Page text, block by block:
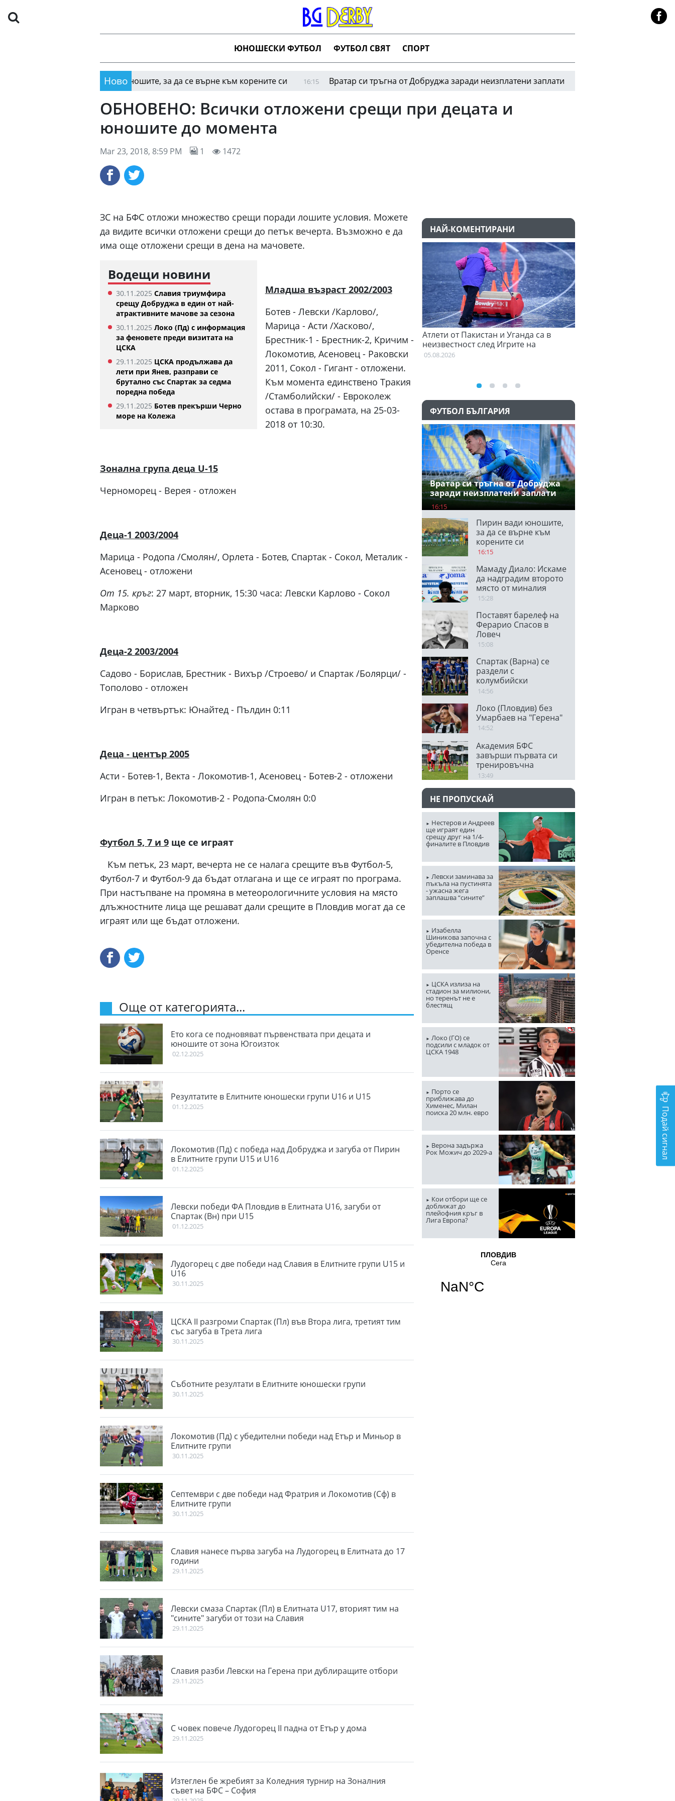
ЮНОШЕСКИ ФУТБОЛ ФУТБОЛ СВЯТ СПОРТ
Ново
Пирин вади юношите, за да се върне към корените си 16:15 Вратар си тръгна от Добруджа заради неизплатени заплати 16:04
ОБНОВЕНО: Всички отложени срещи при децата и
юношите до момента
Mar 23, 2018, 8:59 PM 1 1472
ЗС на БФС отложи множество срещи поради лошите условия. Можете
да видите всички отложени срещи до петък вечерта. Възможно е да
има още отложени срещи в дена на мачовете.
Водещи новини
30.11.2025 Славия триумфира
срещу Добруджа в един от най-
атрактивните мачове за сезона
30.11.2025 Локо (Пд) с информация
за феновете преди визитата на
ЦСКА
29.11.2025 ЦСКА продължава да
лети при Янев, разправи се
брутално със Спартак за седма
поредна победа
29.11.2025 Ботев прекърши Черно
море на Колежа
Младша възраст 2002/2003
Ботев - Левски /Карлово/,
Марица - Асти /Хасково/,
Брестник-1 - Брестник-2, Кричим -
Локомотив, Асеновец - Раковски
2011, Сокол - Гигант - отложени.
Към момента единствено Тракия
/Стамболийски/ - Евроколеж
остава в програмата, на 25-03-
2018 от 10:30.
Зонална група деца U-15
Черноморец - Верея - отложен
Деца-1 2003/2004
Марица - Родопа /Смолян/, Орлета - Ботев, Спартак - Сокол, Металик -
Асеновец - отложени
От 15. кръг: 27 март, вторник, 15:30 часа: Левски Карлово - Сокол
Марково
Деца-2 2003/2004
Садово - Борислав, Брестник - Вихър /Строево/ и Спартак /Болярци/ -
Тополово - отложен
Игран в четвъртък: Юнайтед - Пълдин 0:11
Деца - център 2005
Асти - Ботев-1, Векта - Локомотив-1, Асеновец - Ботев-2 - отложени
Игран в петък: Локомотив-2 - Родопа-Смолян 0:0
Футбол 5, 7 и 9 ще се играят
Към петък, 23 март, вечерта не се налага срещите във Футбол-5,
Футбол-7 и Футбол-9 да бъдат отлагана и ще се играят по програма.
При настъпване на промяна в метеорологичните условия на място
длъжностните лица ще решават дали срещите в Пловдив могат да се
играят или ще бъдат отложени.
Още от категорията...
Ето кога се подновяват първенствата при децата и
юношите от зона Югоизток
02.12.2025
Резултатите в Елитните юношески групи U16 и U15
01.12.2025
Локомотив (Пд) с победа над Добруджа и загуба от Пирин
в Елитните групи U15 и U16
01.12.2025
Левски победи ФА Пловдив в Елитната U16, загуби от
Спартак (Вн) при U15
01.12.2025
Лудогорец с две победи над Славия в Елитните групи U15 и
U16
30.11.2025
ЦСКА II разгроми Спартак (Пл) във Втора лига, третият тим
със загуба в Трета лига
30.11.2025
Съботните резултати в Елитните юношески групи
30.11.2025
Локомотив (Пд) с убедителни победи над Етър и Миньор в
Елитните групи
30.11.2025
Септември с две победи над Фратрия и Локомотив (Сф) в
Елитните групи
30.11.2025
Славия нанесе първа загуба на Лудогорец в Елитната до 17
години
29.11.2025
Левски смаза Спартак (Пл) в Елитната U17, вторият тим на
"сините" загуби от този на Славия
29.11.2025
Славия разби Левски на Герена при дублиращите отбори
29.11.2025
С човек повече Лудогорец II падна от Етър у дома
29.11.2025
Изтеглен бе жребият за Коледния турнир на Зоналния
съвет на БФС – София
НАЙ-КОМЕНТИРАНИ
Денвър Нъгетс взе звезда от
Евролигата
05.08.2026
Феран Торес е казал "да" на Пари Сен
Жермен
Атлети от Пакистан и Уганда са в
неизвестност след Игрите на
Британската общност
05.08.2026
Семеньо: Трябва да се
ФУТБОЛ БЪЛГАРИЯ
Вратар си тръгна от Добруджа
заради неизплатени заплати
16:15
Пирин вади юношите,
за да се върне към
корените си
16:15
Мамаду Диало: Искаме
да надградим второто
място от миналия
сезон, вярвам, че ще
Панатинайкос
15:28
Поставят барелеф на
Ферарио Спасов в
Ловеч
15:08
Спартак (Варна) се
раздели с
колумбийски
защитник
14:56
Локо (Пловдив) без
Умарбаев на "Герена"
14:52
Академия БФС
завърши първата си
тренировъчна
седмица
13:49
НЕ ПРОПУСКАЙ
Нестеров и Андреев
ще играят един
срещу друг на 1/4-
финалите в Пловдив
Левски заминава за
пъкъла на пустинята
- ужасна жега
заплашва “сините”
Изабелла
Шиникова започна с
убедителна победа в
Оренсе
ЦСКА излиза на
стадион за милиони,
но теренът не е
блестящ
Локо (ГО) се
подсили с младок от
ЦСКА 1948
Порто се
приближава до
Хименес, Милан
поиска 20 млн. евро
Верона задържа
Рок Можич до 2029-а
Кои отбори ще се
доближат до
плейофния кръг в
Лига Европа?
Подай сигнал